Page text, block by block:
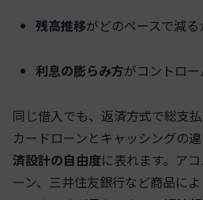
残高推移がどのペースで減る
利息の膨らみ方がコントロ
同じ借入でも、返済方式で総支
カードローンとキャッシングの
済設計の自由度に表れます。ア
ーン、三井住友銀行など商品に